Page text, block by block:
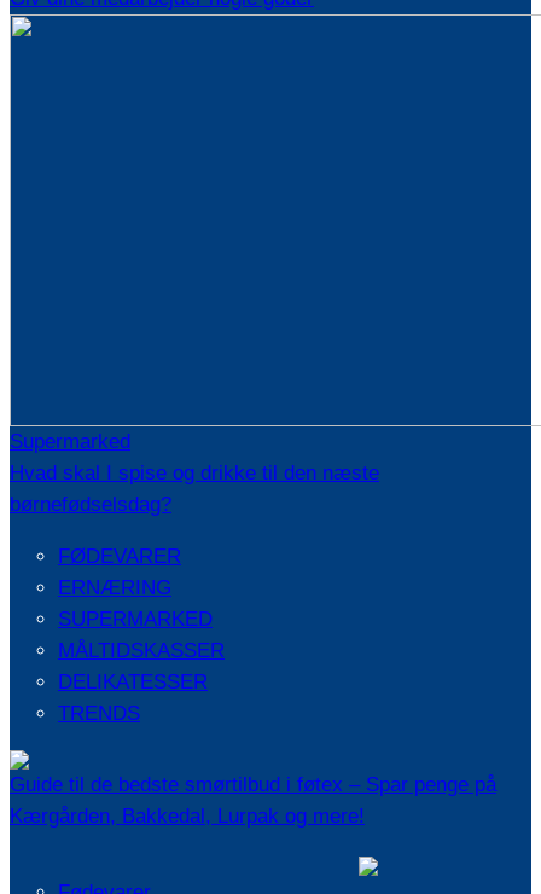
Supermarked
Hvad skal I spise og drikke til den næste
børnefødselsdag?
FØDEVARER
ERNÆRING
SUPERMARKED
MÅLTIDSKASSER
DELIKATESSER
TRENDS
Guide til de bedste smørtilbud i føtex – Spar penge på
Kærgården, Bakkedal, Lurpak og mere!